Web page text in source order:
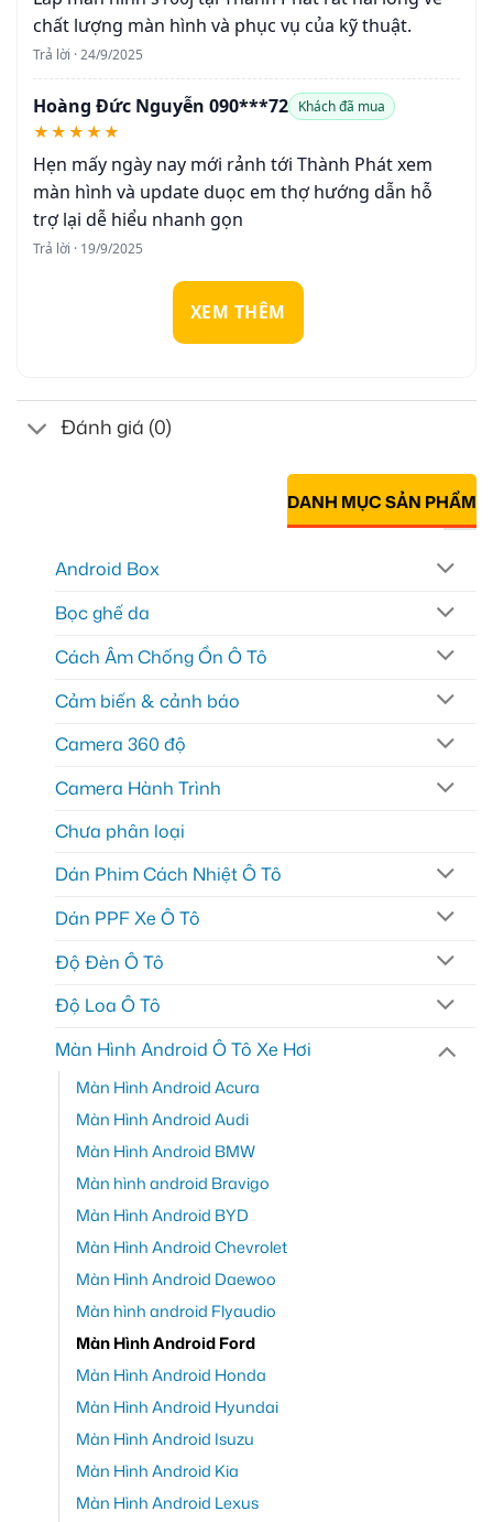
chất lượng màn hình và phục vụ của kỹ thuật.
Trả lời · 24/9/2025
Hoàng Đức Nguyễn 090***72 Khách đã mua
★★★★★
Hẹn mấy ngày nay mới rảnh tới Thành Phát xem
màn hình và update duọc em thợ hướng dẫn hỗ
trợ lại dễ hiểu nhanh gọn
Trả lời · 19/9/2025
XEM THÊM
Đánh giá (0)
DANH MỤC SẢN PHẨM
Android Box
Bọc ghế da
Cách Âm Chống Ồn Ô Tô
Cảm biến & cảnh báo
Camera 360 độ
Camera Hành Trình
Chưa phân loại
Dán Phim Cách Nhiệt Ô Tô
Dán PPF Xe Ô Tô
Độ Đèn Ô Tô
Độ Loa Ô Tô
Màn Hình Android Ô Tô Xe Hơi
Màn Hình Android Acura
Màn Hình Android Audi
Màn Hình Android BMW
Màn hình android Bravigo
Màn Hình Android BYD
Màn Hình Android Chevrolet
Màn Hình Android Daewoo
Màn hình android Flyaudio
Màn Hình Android Ford
Màn Hình Android Honda
Màn Hình Android Hyundai
Màn Hình Android Isuzu
Màn Hình Android Kia
Màn Hình Android Lexus